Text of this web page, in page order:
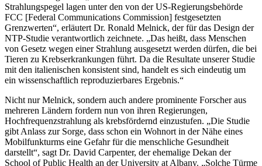
Strahlungspegel lagen unter den von der US-Regierungsbehörde
FCC [Federal Communications Commission] festgesetzten
Grenzwerten“, erläutert Dr. Ronald Melnick, der für das Design der
NTP-Studie verantwortlich zeichnete. „Das heißt, dass Menschen
von Gesetz wegen einer Strahlung ausgesetzt werden dürfen, die bei
Tieren zu Krebserkrankungen führt. Da die Resultate unserer Studie
mit den italienischen konsistent sind, handelt es sich eindeutig um
ein wissenschaftlich reproduzierbares Ergebnis.“
Nicht nur Melnick, sondern auch andere prominente Forscher aus
mehreren Ländern fordern nun von ihren Regierungen,
Hochfrequenzstrahlung als krebsfördernd einzustufen. „Die Studie
gibt Anlass zur Sorge, dass schon ein Wohnort in der Nähe eines
Mobilfunkturms eine Gefahr für die menschliche Gesundheit
darstellt“, sagt Dr. David Carpenter, der ehemalige Dekan der
School of Public Health an der University at Albany. „Solche Türme